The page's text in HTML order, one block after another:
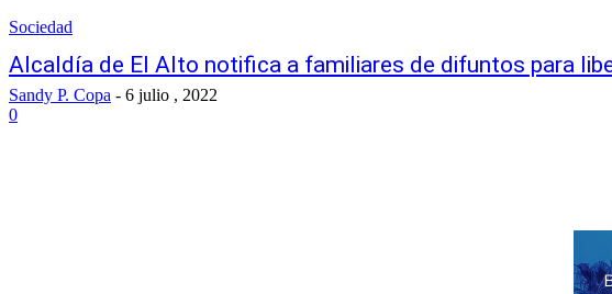
Sociedad
Alcaldía de El Alto notifica a familiares de difuntos para
Sandy P. Copa - 6 julio , 2022
0